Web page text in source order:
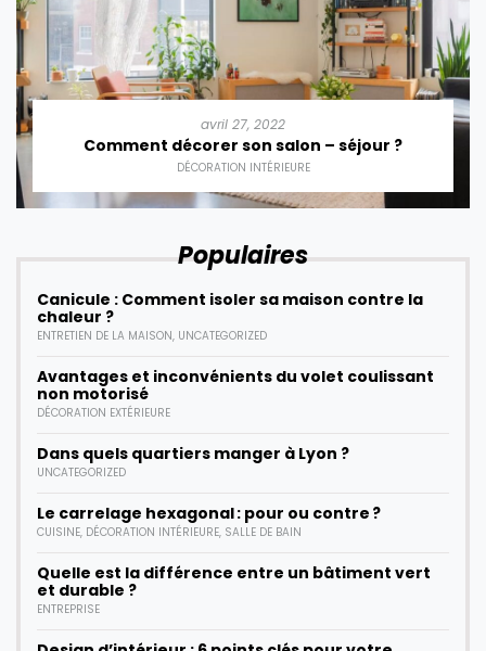
avril 27, 2022
Comment décorer son salon – séjour ?
DÉCORATION INTÉRIEURE
Populaires
Canicule : Comment isoler sa maison contre la
chaleur ?
ENTRETIEN DE LA MAISON, UNCATEGORIZED
Avantages et inconvénients du volet coulissant
non motorisé
DÉCORATION EXTÉRIEURE
Dans quels quartiers manger à Lyon ?
UNCATEGORIZED
Le carrelage hexagonal : pour ou contre ?
CUISINE, DÉCORATION INTÉRIEURE, SALLE DE BAIN
Quelle est la différence entre un bâtiment vert
et durable ?
ENTREPRISE